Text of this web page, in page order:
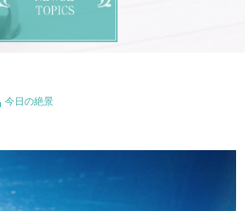
今日の絶景